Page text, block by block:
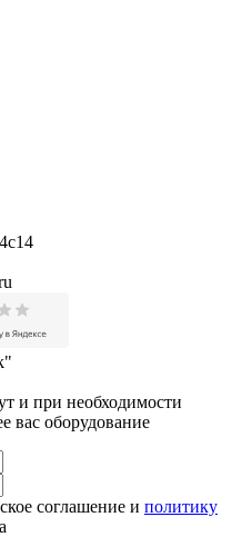
и при необходимости
вас оборудование
соглашение и политику